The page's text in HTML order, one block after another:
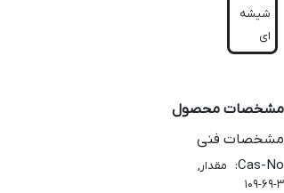
شیشه
ای
مشخصات محصول
مشخصات فنی
Cas-No
: مقدار,
109-69-3